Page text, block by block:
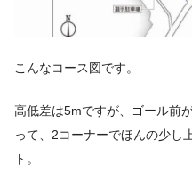
こんなコース図です。
高低差は5mですが、ゴール前
って、2コーナーでほんの少し
ト。